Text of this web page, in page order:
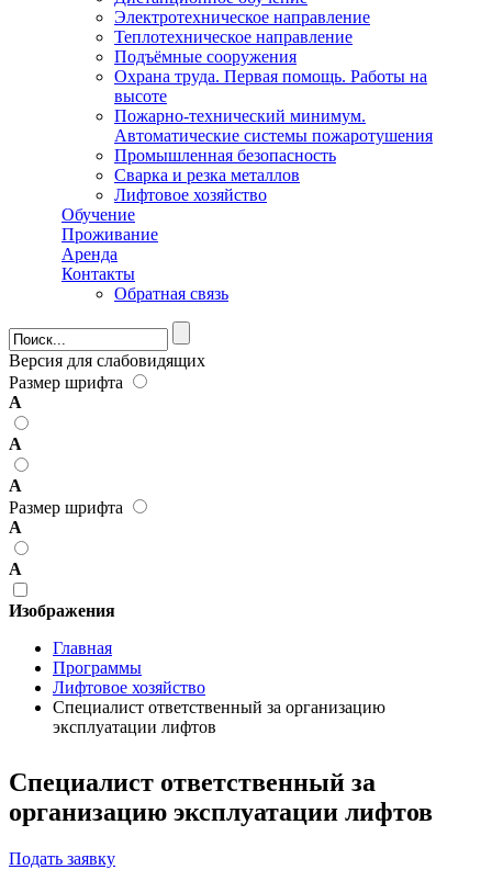
Электротехническое направление
Теплотехническое направление
Подъёмные сооружения
Охрана труда. Первая помощь. Работы на
высоте
Пожарно-технический минимум.
Автоматические системы пожаротушения
Промышленная безопасность
Сварка и резка металлов
Лифтовое хозяйство
Обучение
Проживание
Аренда
Контакты
Обратная связь
Форма поиска
Версия для слабовидящих
Размер шрифта
А
А
А
Размер шрифта
А
А
Изображения
Главная
Программы
Лифтовое хозяйство
Специалист ответственный за организацию
эксплуатации лифтов
Специалист ответственный за
организацию эксплуатации лифтов
Подать заявку